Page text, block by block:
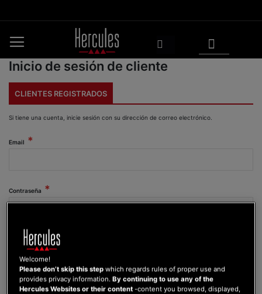
al
Inicio de sesión de cliente
CLIENTES REGISTRADOS
Si tiene una cuenta, inicie sesión con su dirección de correo electrónico.
Email
Contraseña
Mostrar contraseña
Welcome!
Please don’t skip this step which regards rules of proper use and
provides privacy information.By continuing to use any of the
Hercules Websites or their content -content you browsed, displayed,